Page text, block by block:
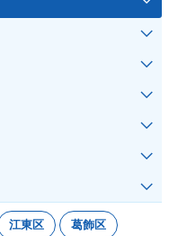
江東区 葛飾区